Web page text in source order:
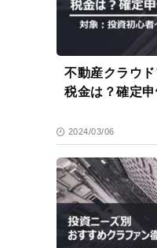
不動産クラウ
税金は？確定
2024/03/06